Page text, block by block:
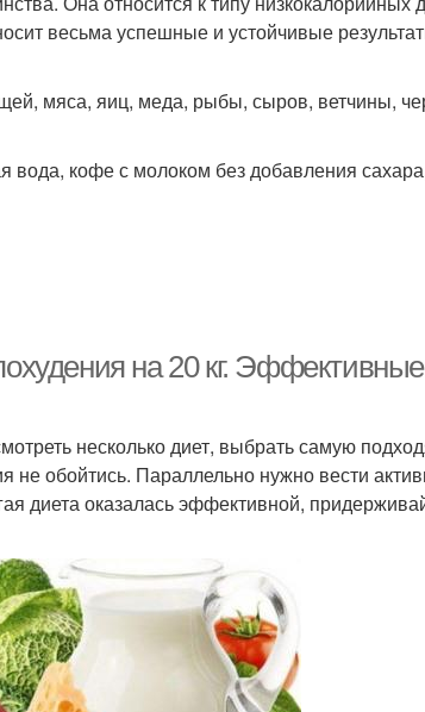
весьма успешные и устойчивые
мяса, яиц, меда, рыбы, сыров, ветчины,
кофе с молоком без добавления
на 20 кг.
несколько диет, выбрать самую
не обойтись. Параллельно нужно вести
диета оказалась эффективной,